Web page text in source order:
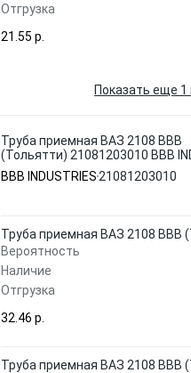
Отгрузка
21.55 p.
Показать еще
Труба приемная ВАЗ 2108 ВВВ
(Тольятти) 21081203010 BBB
BBB INDUSTRIES 21081203010
Труба приемная ВАЗ 2108 ВВВ
Вероятность
Наличие
Отгрузка
32.46 p.
Труба приемная ВАЗ 2108 ВВВ